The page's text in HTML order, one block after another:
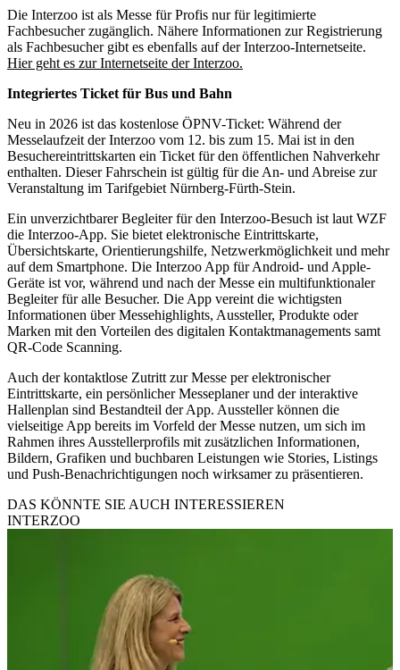
Die Interzoo ist als Messe für Profis nur für legitimierte
Fachbesucher zugänglich. Nähere Informationen zur Registrierung
als Fachbesucher gibt es ebenfalls auf der Interzoo-Internetseite.
Hier geht es zur Internetseite der Interzoo.
Integriertes Ticket für Bus und Bahn
Neu in 2026 ist das kostenlose ÖPNV-Ticket: Während der
Messelaufzeit der Interzoo vom 12. bis zum 15. Mai ist in den
Besuchereintrittskarten ein Ticket für den öffentlichen Nahverkehr
enthalten. Dieser Fahrschein ist gültig für die An- und Abreise zur
Veranstaltung im Tarifgebiet Nürnberg-Fürth-Stein.
Ein unverzichtbarer Begleiter für den Interzoo-Besuch ist laut WZF
die Interzoo-App. Sie bietet elektronische Eintrittskarte,
Übersichtskarte, Orientierungshilfe, Netzwerkmöglichkeit und mehr
auf dem Smartphone. Die Interzoo App für Android- und Apple-
Geräte ist vor, während und nach der Messe ein multifunktionaler
Begleiter für alle Besucher. Die App vereint die wichtigsten
Informationen über Messehighlights, Aussteller, Produkte oder
Marken mit den Vorteilen des digitalen Kontaktmanagements samt
QR-Code Scanning.
Auch der kontaktlose Zutritt zur Messe per elektronischer
Eintrittskarte, ein persönlicher Messeplaner und der interaktive
Hallenplan sind Bestandteil der App. Aussteller können die
vielseitige App bereits im Vorfeld der Messe nutzen, um sich im
Rahmen ihres Ausstellerprofils mit zusätzlichen Informationen,
Bildern, Grafiken und buchbaren Leistungen wie Stories, Listings
und Push-Benachrichtigungen noch wirksamer zu präsentieren.
DAS KÖNNTE SIE AUCH INTERESSIEREN
INTERZOO